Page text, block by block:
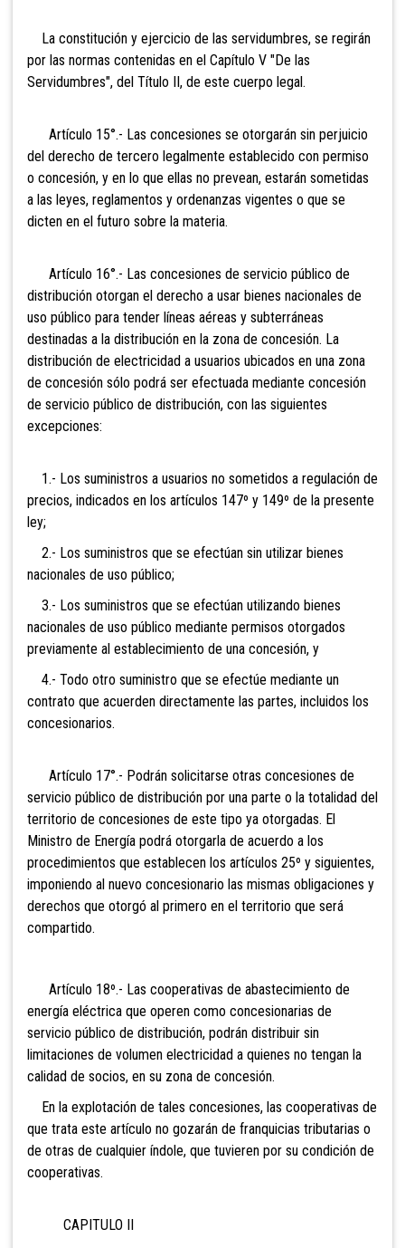
La constitución y ejercicio de las servidumbres, se regirán
por las normas contenidas en el Capítulo V "De las
Servidumbres", del Título II, de este cuerpo legal.
Artículo 15°.- Las concesiones se otorgarán sin perjuicio
del derecho de tercero legalmente establecido con permiso
o concesión, y en lo que ellas no prevean, estarán sometidas
a las leyes, reglamentos y ordenanzas vigentes o que se
dicten en el futuro sobre la materia.
Artículo 16°.- Las concesiones de servicio público de
distribución otorgan el derecho a usar bienes nacionales de
uso público para tender líneas aéreas y subterráneas
destinadas a la distribución en la zona de concesión. La
distribución de electricidad a usuarios ubicados en una zona
de concesión sólo podrá ser efectuada mediante concesión
de servicio público de distribución, con las siguientes
excepciones:
1.- Los suministros a usuarios no sometidos a regulación de
precios, indicados en los artículos 147º y 149º de la presente
ley;
2.- Los suministros que se efectúan sin utilizar bienes
nacionales de uso público;
3.- Los suministros que se efectúan utilizando bienes
nacionales de uso público mediante permisos otorgados
previamente al establecimiento de una concesión, y
4.- Todo otro suministro que se efectúe mediante un
contrato que acuerden directamente las partes, incluidos los
concesionarios.
Artículo 17°.- Podrán solicitarse otras concesiones de
servicio público de distribución por una parte o la totalidad del
territorio de concesiones de este tipo ya otorgadas. El
Ministro de Energía podrá otorgarla de acuerdo a los
procedimientos que establecen los artículos 25º y siguientes,
imponiendo al nuevo concesionario las mismas obligaciones y
derechos que otorgó al primero en el territorio que será
compartido.
Artículo 18º.- Las cooperativas de abastecimiento de
energía eléctrica que operen como concesionarias de
servicio público de distribución, podrán distribuir sin
limitaciones de volumen electricidad a quienes no tengan la
calidad de socios, en su zona de concesión.
En la explotación de tales concesiones, las cooperativas de
que trata este artículo no gozarán de franquicias tributarias o
de otras de cualquier índole, que tuvieren por su condición de
cooperativas.
CAPITULO II